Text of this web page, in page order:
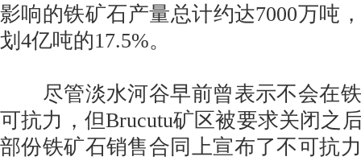
影响的铁矿石产量总计约达7000万吨
划4亿吨的17.5%。
尽管淡水河谷早前曾表示不会在铁
可抗力，但Brucutu矿区被要求关闭之
部份铁矿石销售合同上宣布了不可抗